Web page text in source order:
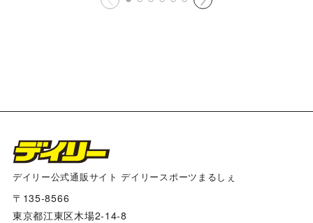
デイリー公式通販サイト デイリースポーツまるしぇ
〒135-8566
東京都江東区木場2-14-8